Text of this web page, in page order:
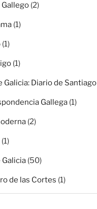
Gallego (2)
(1)
(1)
(1)
Galicia: Diario de Santiago
Gallega (1)
(2)
(1)
Galicia (50)
de las Cortes (1)